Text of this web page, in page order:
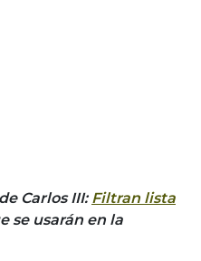
Carlos III: Filtran lista
se usarán en la